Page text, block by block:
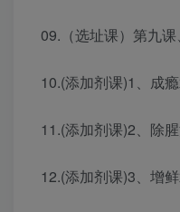
09.（选址课）第九
10.(添加剂课)1、成
11.(添加剂课)2、除
12.(添加剂课)3、增